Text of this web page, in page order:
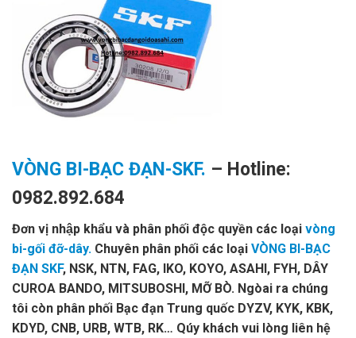
VÒNG BI-BẠC ĐẠN-SKF. – Hotline:
0982.892.684
Đơn vị nhập khẩu và phân phối độc quyền các loại vòng
bi-gối đỡ-dây. Chuyên phân phối các loại VÒNG BI-BẠC
ĐẠN SKF, NSK, NTN, FAG, IKO, KOYO, ASAHI, FYH, DÂY
CUROA BANDO, MITSUBOSHI, MỠ BÒ. Ngòai ra chúng
tôi còn phân phối Bạc đạn Trung quốc DYZV, KYK, KBK,
KDYD, CNB, URB, WTB, RK… Qúy khách vui lòng liên hệ